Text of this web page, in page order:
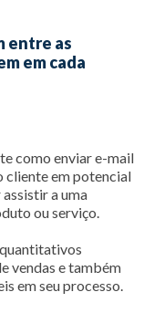
entre as
em cada
como enviar e-mail
cliente em potencial
a uma
ou serviço.
vendas e também
em seu processo.